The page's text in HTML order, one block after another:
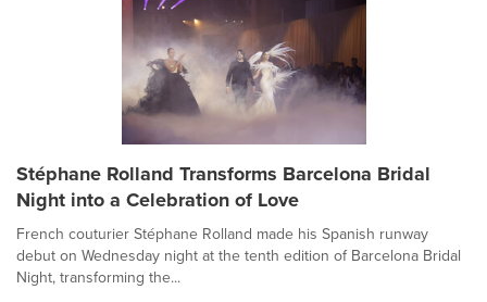
Stéphane Rolland Transforms Barcelona Bridal
Night into a Celebration of Love
French couturier Stéphane Rolland made his Spanish runway
debut on Wednesday night at the tenth edition of Barcelona Bridal
Night, transforming the...